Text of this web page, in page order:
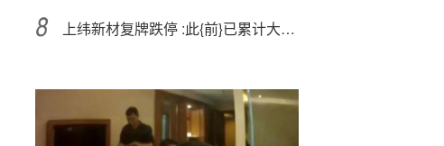
上纬新材复牌跌停 :此{前}已累计大涨近16倍